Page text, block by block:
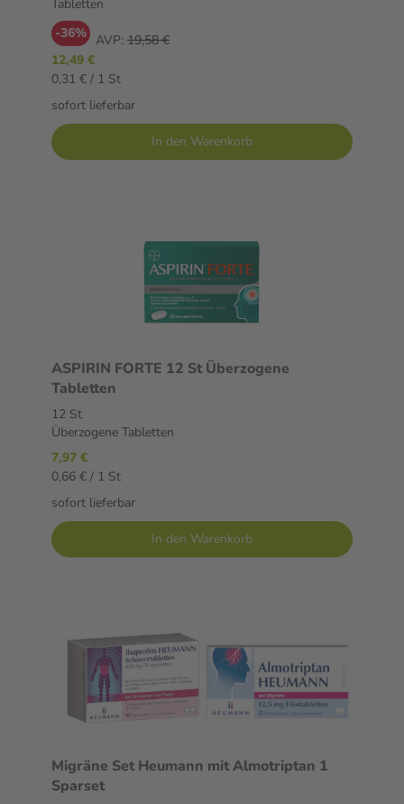
Tabletten
-36% AVP: 19,58 €
12,49 €
0,31 € / 1 St
sofort lieferbar
In den Warenkorb
ASPIRIN FORTE 12 St Überzogene
Tabletten
12 St
Überzogene Tabletten
7,97 €
0,66 € / 1 St
sofort lieferbar
In den Warenkorb
Migräne Set Heumann mit Almotriptan 1
Sparset